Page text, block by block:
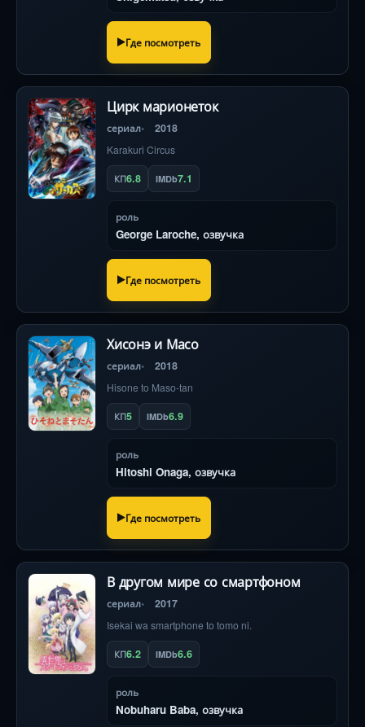
Где посмотреть
Цирк марионеток
сериал 2018
Karakuri Circus
КП6.8 IMDb7.1
роль
George Laroche, озвучка
Где посмотреть
Хисонэ и Масо
сериал 2018
Hisone to Maso-tan
КП5 IMDb6.9
роль
Hitoshi Onaga, озвучка
Где посмотреть
В другом мире со смартфоном
сериал 2017
Isekai wa smartphone to tomo ni.
КП6.2 IMDb6.6
роль
Nobuharu Baba, озвучка